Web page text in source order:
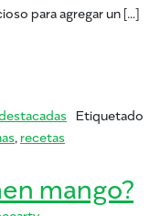
para agregar un […]
Etiquetado
recetas
mango?